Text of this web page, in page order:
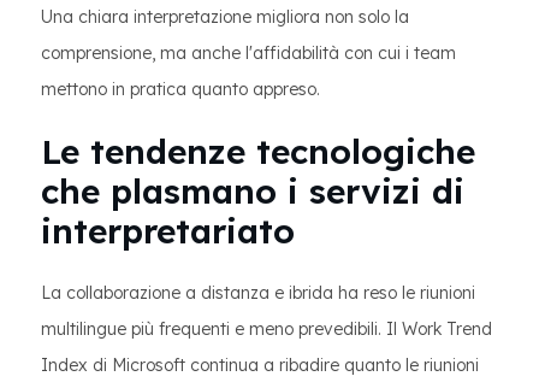
Una chiara interpretazione migliora non solo la
comprensione, ma anche l'affidabilità con cui i team
mettono in pratica quanto appreso.
Le tendenze tecnologiche
che plasmano i servizi di
interpretariato
La collaborazione a distanza e ibrida ha reso le riunioni
multilingue più frequenti e meno prevedibili. Il Work Trend
Index di Microsoft continua a ribadire quanto le riunioni